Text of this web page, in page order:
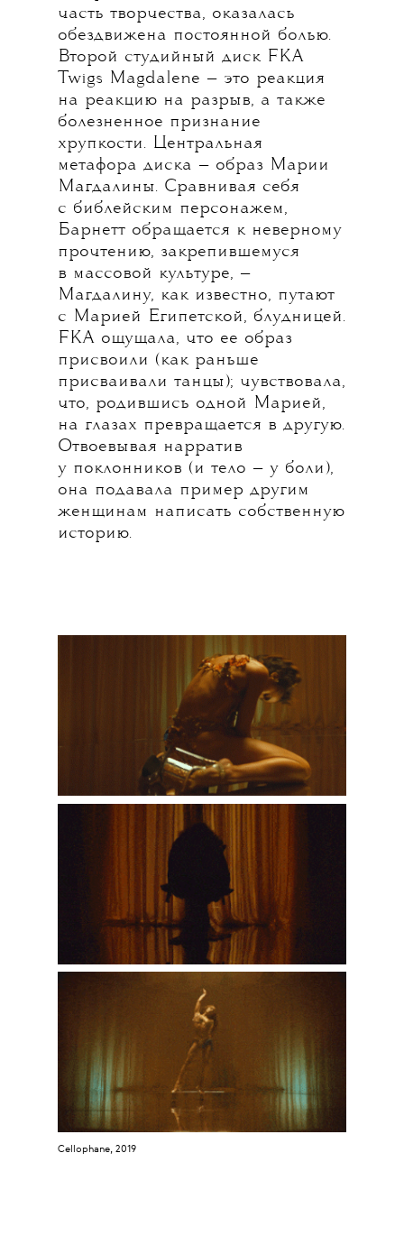
часть творчества, оказалась
обездвижена постоянной болью.
Второй студийный диск FKA
Twigs Magdalene — это реакция
на реакцию на разрыв, а также
болезненное признание
хрупкости. Центральная
метафора диска — образ Марии
Магдалины. Сравнивая себя
с библейским персонажем,
Барнетт обращается к неверному
прочтению, закрепившемуся
в массовой культуре, —
Магдалину, как известно, путают
с Марией Египетской, блудницей.
FKA ощущала, что ее образ
присвоили (как раньше
присваивали танцы); чувствовала,
что, родившись одной Марией,
на глазах превращается в другую.
Отвоевывая нарратив
у поклонников (и тело — у боли),
она подавала пример другим
женщинам написать собственную
историю.
Cellophane, 2019